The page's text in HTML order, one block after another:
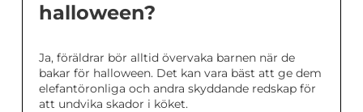
halloween?
Ja, föräldrar bör alltid övervaka barnen när de
bakar för halloween. Det kan vara bäst att ge dem
elefantöronliga och andra skyddande redskap för
att undvika skador i köket.